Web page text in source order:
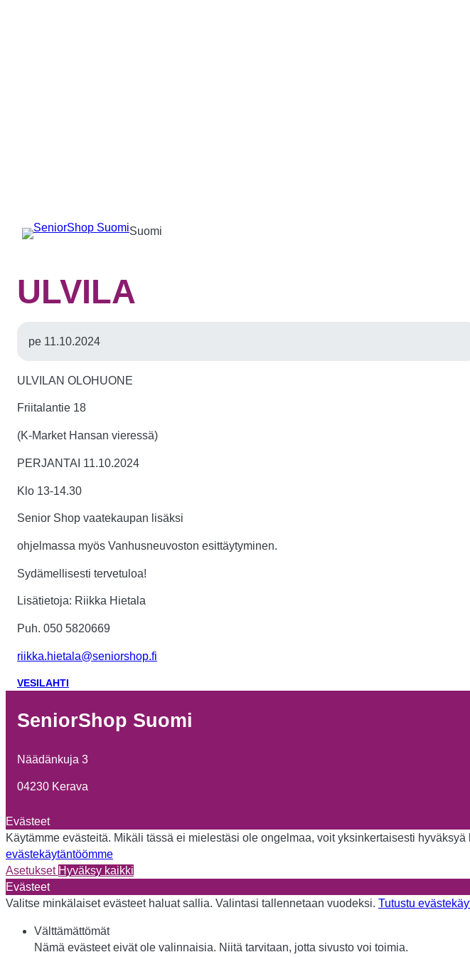
Suomi
ULVILA
pe 11.10.2024
ULVILAN OLOHUONE
Friitalantie 18
(K-Market Hansan vieressä)
PERJANTAI 11.10.2024
Klo 13-14.30
Senior Shop vaatekaupan lisäksi
ohjelmassa myös Vanhusneuvoston esittäytyminen.
Sydämellisesti tervetuloa!
Lisätietoja: Riikka Hietala
Puh. 050 5820669
riikka.hietala@seniorshop.fi
VESILAHTI
SeniorShop Suomi
Näädänkuja 3
04230 Kerava
Evästeet
Käytämme evästeitä. Mikäli tässä ei mielestäsi ole ongelmaa, voit yksinkertaisesti
evästekäytäntöömme
Asetukset Hyväksy kaikki
Evästeet
Valitse minkälaiset evästeet haluat sallia. Valintasi tallennetaan vuodeksi. Tutustu
Välttämättömät
Nämä evästeet eivät ole valinnaisia. Niitä tarvitaan, jotta sivusto voi toimia.